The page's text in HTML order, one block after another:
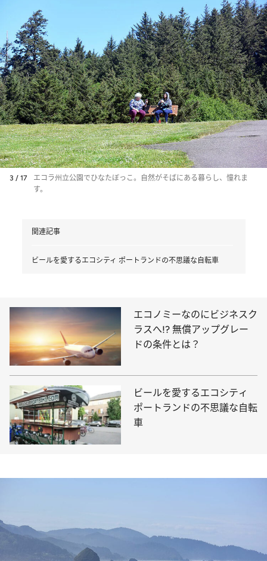
3 / 17
エコラ州立公園でひなたぼっこ。自然がそばにある暮らし、憧れま
す。
関連記事
ビールを愛するエコシティ ポートランドの不思議な自転車
エコノミーなのにビジネスク
ラスへ!? 無償アップグレー
ドの条件とは？
ビールを愛するエコシティ
ポートランドの不思議な自転
車